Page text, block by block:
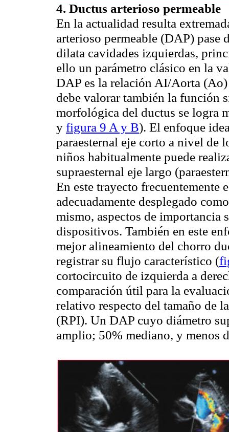
4. Ductus arterioso permeable
En la actualidad resulta
arterioso permeable (DAP) pase
dilata cavidades izquierdas,
ello un parámetro clásico en la
DAP es la relación AI/Aorta (Ao
debe valorar también la función
morfológica del ductus se logra
y figura 9 A y B). El enfoque
paraesternal eje corto a nivel de
niños habitualmente puede
supraesternal eje largo (
En este trayecto
adecuadamente desplegado
mismo, aspectos de importancia
dispositivos. También en este
mejor alineamiento del chorro
registrar su flujo característico (
cortocircuito de izquierda a
comparación útil para la
relativo respecto del tamaño de
(RPI). Un DAP cuyo diámetro
amplio; 50% mediano, y menos